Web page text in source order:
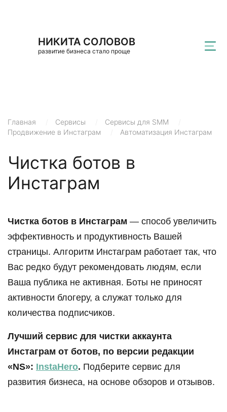
НИКИТА СОЛОВОВ
развитие бизнеса стало проще
Главная Сервисы Сервисы для SMM
Продвижение в Инстаграм
Автоматизация Инстаграм
Чистка ботов в
Инстаграм
Чистка ботов в Инстаграм — способ увеличить
эффективность и продуктивность Вашей
страницы. Алгоритм Инстаграм работает так, что
Вас редко будут рекомендовать людям, если
Ваша публика не активная. Боты не приносят
активности блогеру, а служат только для
количества подписчиков.
Лучший сервис для чистки аккаунта
Инстаграм от ботов, по версии редакции
«NS»: InstaHero. Подберите сервис для
развития бизнеса, на основе обзоров и отзывов.